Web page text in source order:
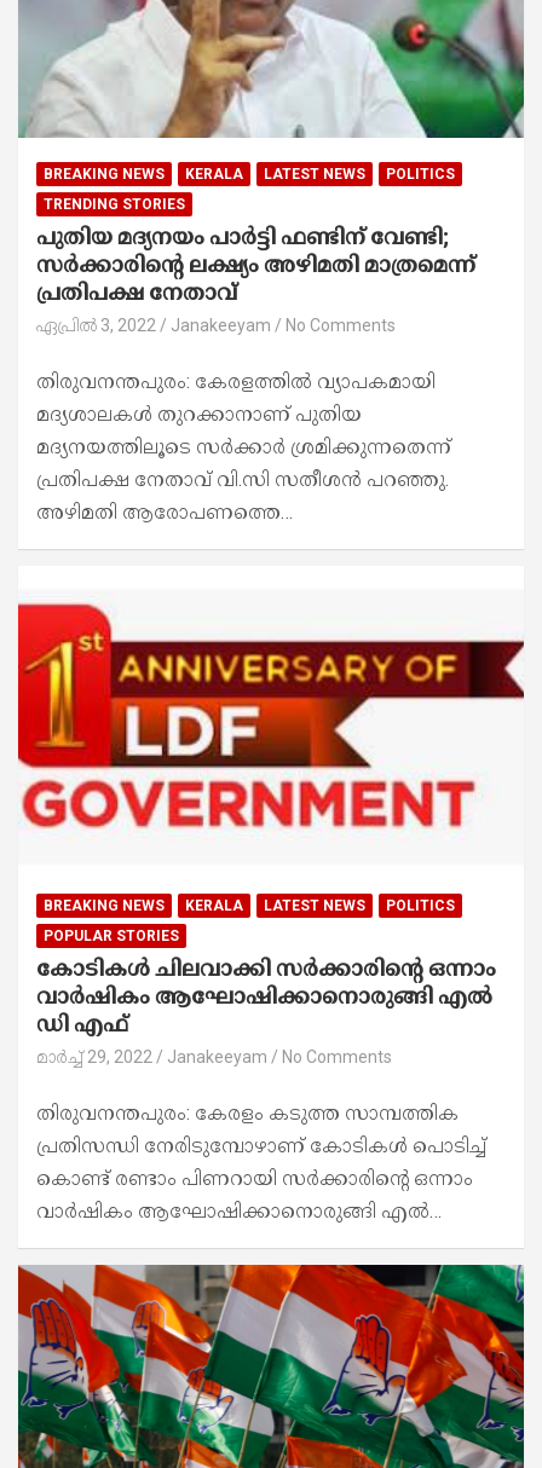
BREAKING NEWS KERALA LATEST NEWS
POLITICS
TRENDING STORIES
പുതിയ മദ്യനയം പാർട്ടി ഫണ്ടിന് വേണ്ടി;
സര്‍ക്കാരിന്റെ ലക്ഷ്യം അഴിമതി മാത്രമെന്ന്
പ്രതിപക്ഷ നേതാവ്
ഏപ്രിൽ 3, 2022 Janakeeyam No Comments
തിരുവനന്തപുരം: കേരളത്തില്‍ വ്യാപകമായി
മദ്യശാലകള്‍ തുറക്കാനാണ് പുതിയ
മദ്യനയത്തിലൂടെ സര്‍ക്കാര്‍ ശ്രമിക്കുന്നതെന്ന്
പ്രതിപക്ഷ നേതാവ് വി.സി സതീശൻ പറഞ്ഞു.
അഴിമതി ആരോപണത്തെ…
BREAKING NEWS KERALA LATEST NEWS
POLITICS
POPULAR STORIES
കോടികൾ ചിലവാക്കി സർക്കാരിന്റെ ഒന്നാം
വാർഷികം ആഘോഷിക്കാനൊരുങ്ങി എൽ
ഡി എഫ്
മാർച്ച്‌ 29, 2022 Janakeeyam No Comments
തിരുവനന്തപുരം: കേരളം കടുത്ത സാമ്പത്തിക
പ്രതിസന്ധി നേരിടുമ്പോഴാണ് കോടികൾ പൊടിച്ച്
കൊണ്ട് രണ്ടാം പിണറായി സർക്കാരിന്റെ ഒന്നാം
വാർഷികം ആഘോഷിക്കാനൊരുങ്ങി എൽ…